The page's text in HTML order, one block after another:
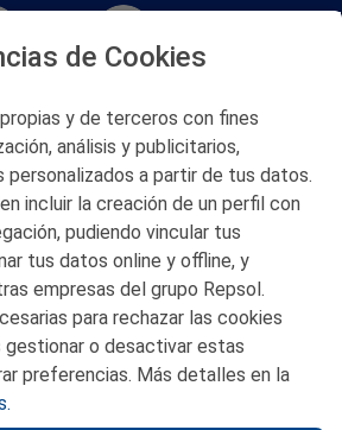
5-Edificio Muñatones,
48550 Muskiz (Bizkaia)
Telf. 946 357 000
© 2026 Petronor S.A.
CONTACTO
de Cookies
y de terceros con fines
análisis y publicitarios,
personalizados a partir de tus datos.
incluir la creación de un perfil con
pudiendo vincular tus
tus datos online y offline, y
empresas del grupo Repsol.
para rechazar las cookies
gestionar o desactivar estas
preferencias. Más detalles en la